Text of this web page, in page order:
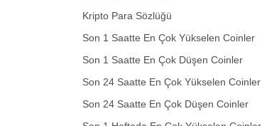
Kripto Para Sözlüğü
Son 1 Saatte En Çok Yükselen Coinler
Son 1 Saatte En Çok Düşen Coinler
Son 24 Saatte En Çok Yükselen Coinler
Son 24 Saatte En Çok Düşen Coinler